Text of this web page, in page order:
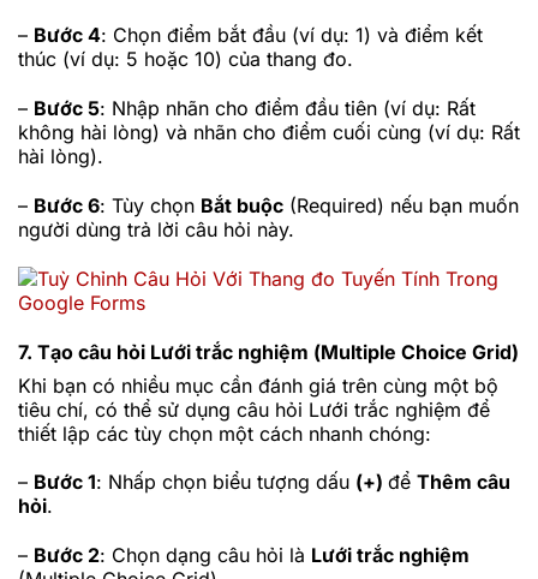
– Bước 4: Chọn điểm bắt đầu (ví dụ: 1) và điểm kết
thúc (ví dụ: 5 hoặc 10) của thang đo.
– Bước 5: Nhập nhãn cho điểm đầu tiên (ví dụ: Rất
không hài lòng) và nhãn cho điểm cuối cùng (ví dụ: Rất
hài lòng).
– Bước 6: Tùy chọn Bắt buộc (Required) nếu bạn muốn
người dùng trả lời câu hỏi này.
7. Tạo câu hỏi Lưới trắc nghiệm (Multiple Choice Grid)
Khi bạn có nhiều mục cần đánh giá trên cùng một bộ
tiêu chí, có thể sử dụng câu hỏi Lưới trắc nghiệm để
thiết lập các tùy chọn một cách nhanh chóng:
– Bước 1: Nhấp chọn biểu tượng dấu (+) để Thêm câu
hỏi.
– Bước 2: Chọn dạng câu hỏi là Lưới trắc nghiệm